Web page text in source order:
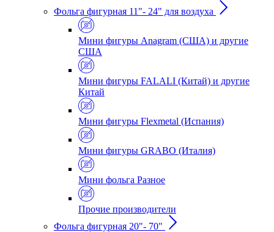
Фольга фигурная 11"- 24" для воздуха
Мини фигуры Anagram (США) и другие
США
Мини фигуры FALALI (Китай) и другие
Китай
Мини фигуры Flexmetal (Испания)
Мини фигуры GRABO (Италия)
Мини фольга Разное
Прочие производители
Фольга фигурная 20"- 70"